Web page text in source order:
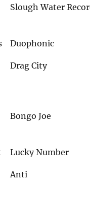
Slough Water
Duophonic
Drag City
Bongo Joe
Lucky Number
Anti